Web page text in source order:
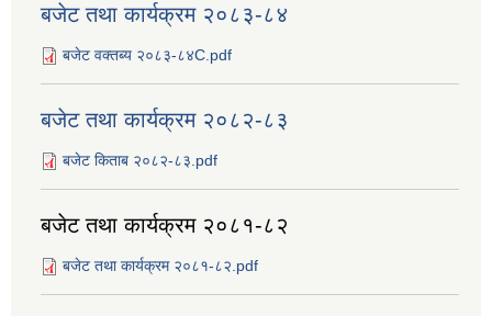
बजेट तथा कार्यक्रम २०८३-८४
बजेट वक्तब्य २०८३-८४C.pdf
बजेट तथा कार्यक्रम २०८२-८३
बजेट किताब २०८२-८३.pdf
बजेट तथा कार्यक्रम २०८१-८२
बजेट तथा कार्यक्रम २०८१-८२.pdf